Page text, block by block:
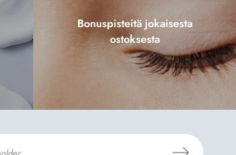
Bonuspisteitä jokaisesta
ostoksesta